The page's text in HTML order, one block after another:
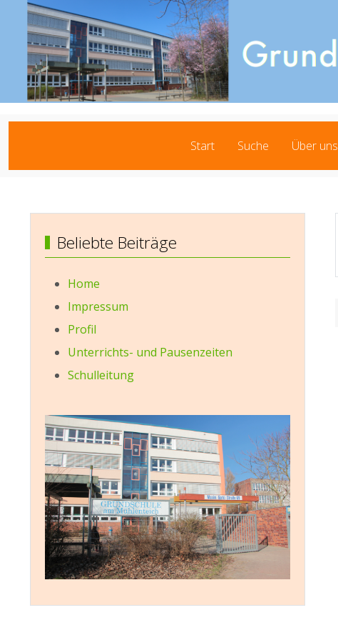
Start Suche Über uns
Beliebte Beiträge
Home
Impressum
Profil
Unterrichts- und Pausenzeiten
Schulleitung